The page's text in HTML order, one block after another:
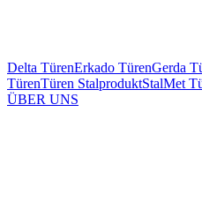
Delta TürenErkado TürenGerda
TürenTüren StalproduktStalMet
ÜBER UNS